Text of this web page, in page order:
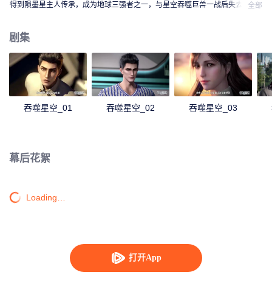
打开App
得到陨墨星主人传承，成为地球三强者之一，与星空吞噬巨兽一战后失去肉全部
剧集
吞噬星空_01 吞噬星空_02 吞噬星空_03
幕后花絮
Loading…